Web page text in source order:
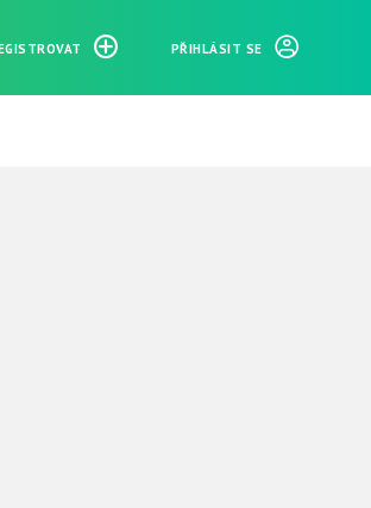
PŘIHLÁSIT SE